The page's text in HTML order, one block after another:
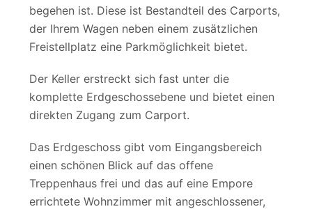
begehen ist. Diese ist Bestandteil des Carports,
der Ihrem Wagen neben einem zusätzlichen
Freistellplatz eine Parkmöglichkeit bietet.
Der Keller erstreckt sich fast unter die
komplette Erdgeschossebene und bietet einen
direkten Zugang zum Carport.
Das Erdgeschoss gibt vom Eingangsbereich
einen schönen Blick auf das offene
Treppenhaus frei und das auf eine Empore
errichtete Wohnzimmer mit angeschlossener,